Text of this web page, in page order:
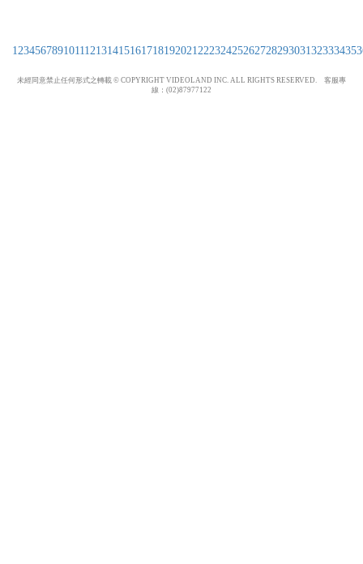
1 234567891011 12131415161718192021 22232425262728293031 32333435
未經同意禁止任何形式之轉載 © COPYRIGHT VIDEOLAND INC. ALL RIGHTS RESERVED. 客服專
線：(02)87977122